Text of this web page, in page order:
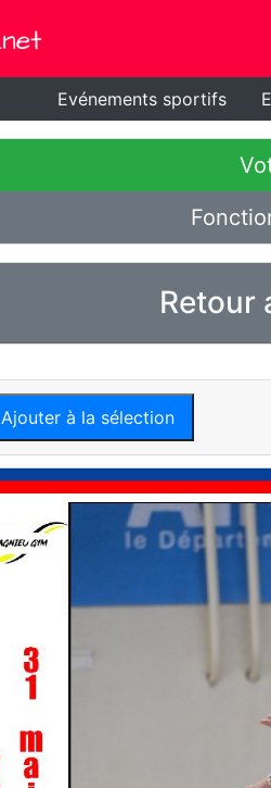
Evénements sportifs
Retour
Ajouter à la sélection